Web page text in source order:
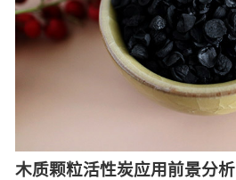
木质颗粒活性炭应用前景分析